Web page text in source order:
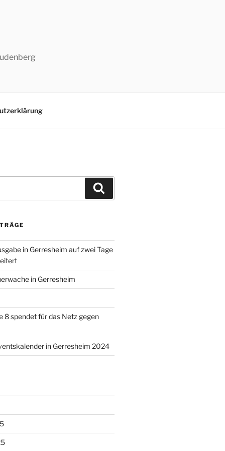
in Gerresheim auf zwei Tage
in Gerresheim
8 spendet für das Netz gegen
in Gerresheim 2024